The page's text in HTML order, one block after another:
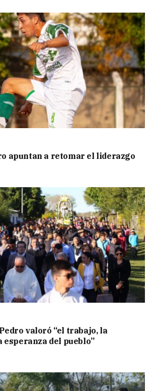
apuntan a retomar el liderazgo
valoró “el trabajo, la
esperanza del pueblo”